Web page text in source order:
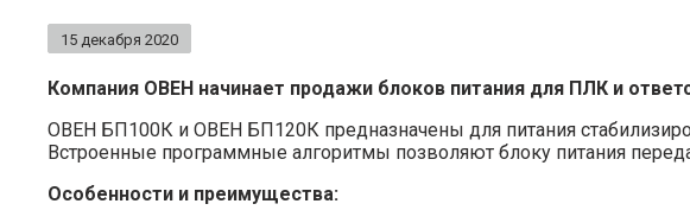
15 декабря 2020
Компания ОВЕН начинает продажи блоков питания для ПЛК и
ОВЕН БП100К и ОВЕН БП120К предназначены для питания
Встроенные программные алгоритмы позволяют блоку питания
Особенности и преимущества: